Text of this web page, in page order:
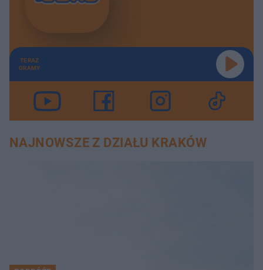
TERAZ
GRAMY
NAJNOWSZE Z DZIAŁU KRAKÓW